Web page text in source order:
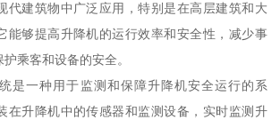
代建筑物中广泛应用，特别是在高层建筑和大
能够提高升降机的运行效率和安全性，减少事
乘客和设备的安全。
是一种用于监测和保障升降机安全运行的系
在升降机中的传感器和监测设备，实时监测升